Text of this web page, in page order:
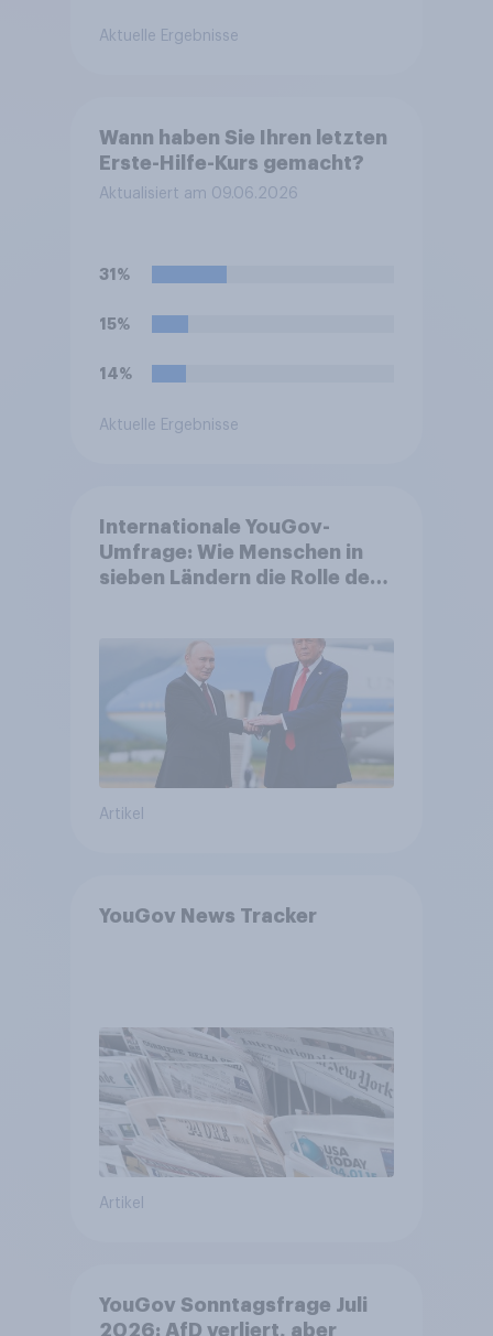
Zukunft Deutschlands?
Aktuelle Ergebnisse
Wann haben Sie Ihren letzten
Erste-Hilfe-Kurs gemacht?
Aktualisiert am 09.06.2026
31%
15%
14%
Aktuelle Ergebnisse
Internationale YouGov-
Umfrage: Wie Menschen in
sieben Ländern die Rolle der
Bedrohungen und Bündnisse
bewerten
Artikel
YouGov News Tracker
Artikel
YouGov Sonntagsfrage Juli
2026: AfD verliert, aber